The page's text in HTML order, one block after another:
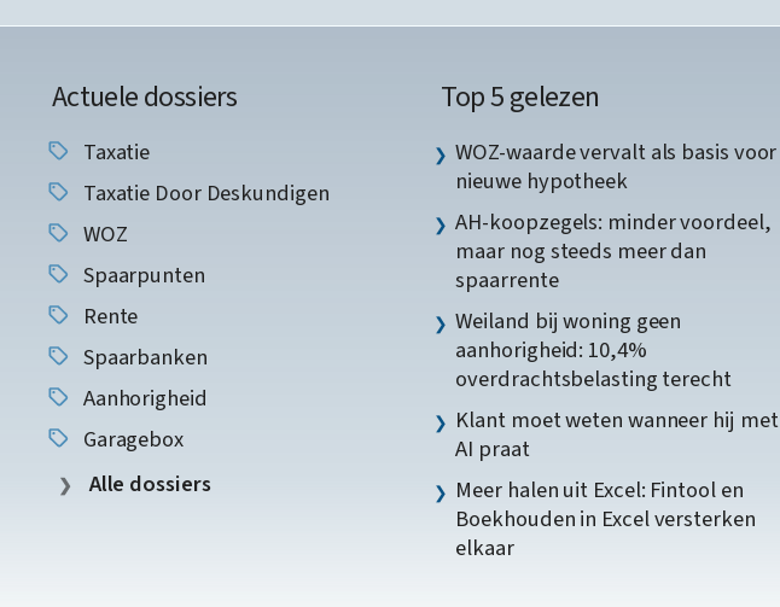
Actuele dossiers
Taxatie
Taxatie Door Deskundigen
WOZ
Spaarpunten
Rente
Spaarbanken
Aanhorigheid
Garagebox
Alle dossiers
Top 5 gelezen
WOZ-waarde vervalt als basis voor
nieuwe hypotheek
AH-koopzegels: minder voordeel,
maar nog steeds meer dan
spaarrente
Weiland bij woning geen
aanhorigheid: 10,4%
overdrachtsbelasting terecht
Klant moet weten wanneer hij met
AI praat
Meer halen uit Excel: Fintool en
Boekhouden in Excel versterken
elkaar